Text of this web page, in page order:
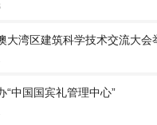
大湾区建筑科学技术交流大会
“中国国宾礼管理中心”